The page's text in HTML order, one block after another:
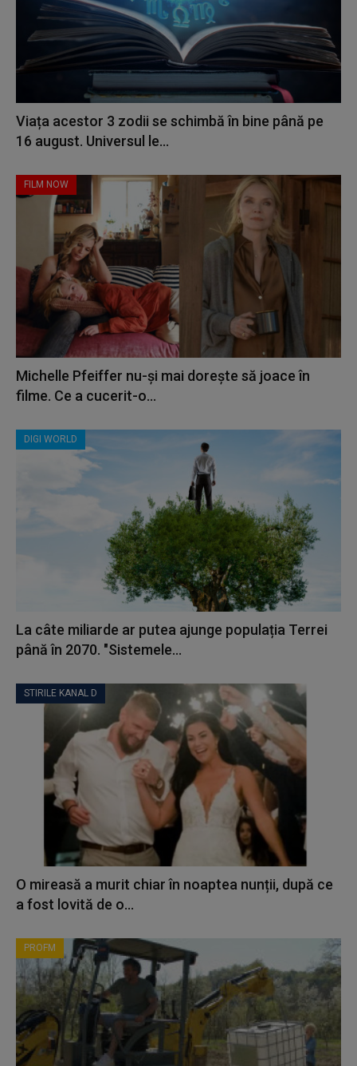
Viața acestor 3 zodii se schimbă în bine până pe
16 august. Universul le...
FILM NOW
Michelle Pfeiffer nu-și mai dorește să joace în
filme. Ce a cucerit-o...
DIGI WORLD
La câte miliarde ar putea ajunge populația Terrei
până în 2070. "Sistemele...
STIRILE KANAL D
O mireasă a murit chiar în noaptea nunții, după ce
a fost lovită de o...
PROFM